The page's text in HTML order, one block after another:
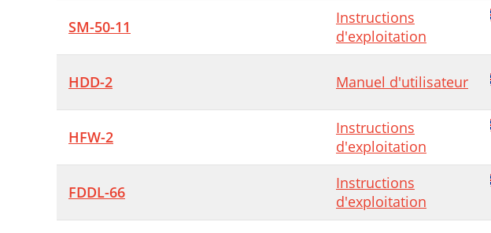
SM-50-11
Instructions
d'exploitation
HDD-2 Manuel d'utilisateur
HFW-2
Instructions
d'exploitation
FDDL-66
Instructions
d'exploitation